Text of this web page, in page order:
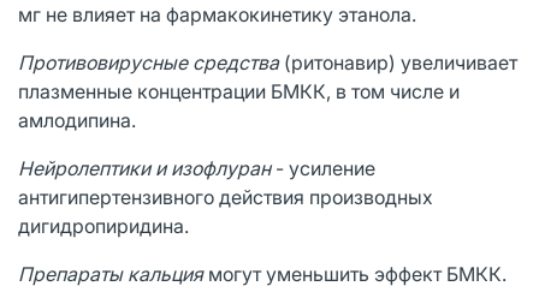
мг не влияет на фармакокинетику этанола.
Противовирусные средства(ритонавир) увеличивает
плазменные концентрации БМКК, в том числе и
амлодипина.
Нейролептики и изофлуран- усиление
антигипертензивного действия производных
дигидропиридина.
Препараты кальциямогут уменьшить эффект БМКК.